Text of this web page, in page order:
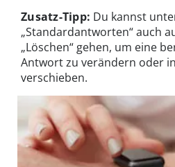
Zusatz-Tipp: Du kannst
„Standardantworten“ auch
„Löschen“ gehen, um eine
Antwort zu verändern oder
verschieben.